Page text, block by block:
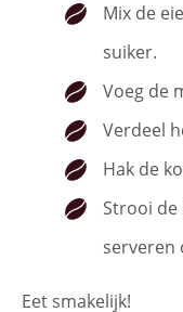
Mix de
suiker.
Voeg de
Verdeel
Hak de
Strooi
serveren
Eet smakelijk!